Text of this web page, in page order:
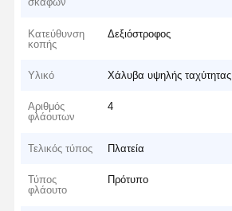
Κατεύθυνση
κοπής
Δεξιόστροφος
Υλικό Χάλυβα υψηλής ταχύτητας
Αριθμός
φλάουτων
4
Τελικός τύπος Πλατεία
Τύπος
φλάουτο
Πρότυπο